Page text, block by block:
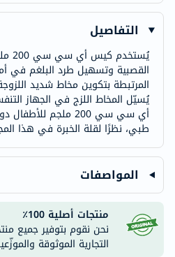
التفاصيل
القصبية وتسهيل طرد البلغم في
يُسيّل المخاط اللزج في الجهاز
أي سي سي 200 ملجم
طبي، نظرًا لقلة الخبرة في هذا
المواصفات
منتجات أصلية 100٪
نحن نقوم بتوفير جميع
التجارية الموثوقة